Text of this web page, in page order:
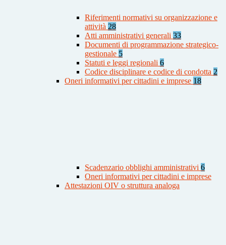
Riferimenti normativi su organizzazione e
attività 28
Atti amministrativi generali 33
Documenti di programmazione strategico-
gestionale 5
Statuti e leggi regionali 6
Codice disciplinare e codice di condotta 2
Oneri informativi per cittadini e imprese 18
Scadenzario obblighi amministrativi 6
Oneri informativi per cittadini e imprese
Attestazioni OIV o struttura analoga